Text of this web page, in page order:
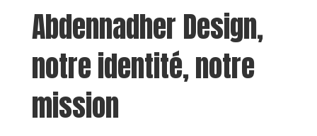
Abdennadher Design,
notre identité, notre
mission